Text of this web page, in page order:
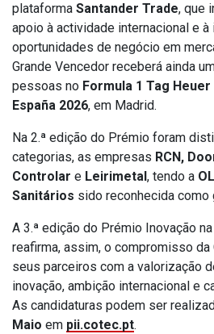
plataforma Santander Trade, que
apoio à actividade internacional e
oportunidades de negócio em
Grande Vencedor receberá ainda
pessoas no Formula 1 Tag
España 2026, em Madrid.
Na 2.ª edição do Prémio foram
categorias, as empresas RCN,
Controlar e Leirimetal , tendo a
Sanitários sido reconhecida como
A 3.ª edição do Prémio Inovação
reafirma, assim, o compromisso da
seus parceiros com a valorização
inovação, ambição internacional e
As candidaturas podem ser
Maio em pii.cotec.pt.